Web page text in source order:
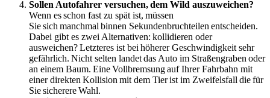
Sollen Autofahrer versuchen, dem Wild auszuweichen?
Wenn es schon fast zu spät ist, müssen
Sie sich manchmal binnen Sekundenbruchteilen entscheiden.
Dabei gibt es zwei Alternativen: kollidieren oder
ausweichen? Letzteres ist bei höherer Geschwindigkeit sehr
gefährlich. Nicht selten landet das Auto im Straßengraben oder
an einem Baum. Eine Vollbremsung auf Ihrer Fahrbahn mit
einer direkten Kollision mit dem Tier ist im Zweifelsfall die für
Sie sicherere Wahl.